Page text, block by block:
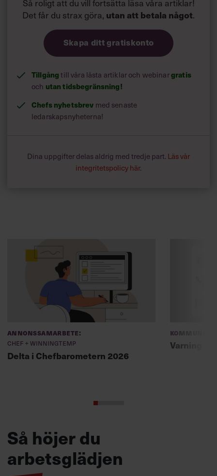
Så roligt att du vill fortsätta läsa våra artiklar!
Det får du strax göra, utan att betala något.
Skapa ditt gratiskonto
Tillgångtill våra låsta artiklar och webinargratis
och utan tidsbegränsning!
Chefs nyhetsbrev med senaste
ledarskapsnyheterna!
Dina uppgifter delas aldrig med tredje part. Läs vår
integritetspolicy här.
Annonssamarbete:
Chef + Winningtemp
Delta i Chefbarometern 2026
Varning
Så höjer du
arbetsglädjen